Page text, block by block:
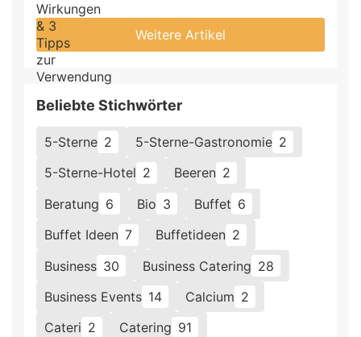
Weitere Artikel
Beliebte Stichwörter
5-Sterne 2 5-Sterne-Gastronomie 2
5-Sterne-Hotel 2 Beeren 2
Beratung 6 Bio 3 Buffet 6
Buffet Ideen 7 Buffetideen 2
Business 30 Business Catering 28
Business Events 14 Calcium 2
Cateri 2 Catering 91